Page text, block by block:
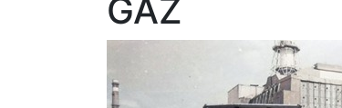
GAZ